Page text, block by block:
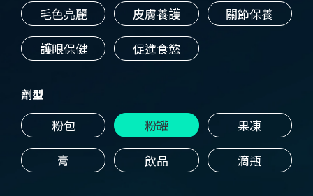
毛色亮麗
皮膚養護
關節保養
護眼保健
促進食慾
劑型
粉包 粉罐
果凍
膏
飲品 滴瓶